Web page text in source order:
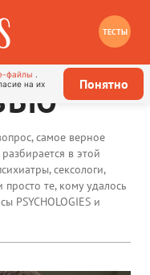
ТЕСТЫ
файлы
на их
Понятно
самое верное
в этой
сексологи,
те, кому удалось
PSYCHOLOGIES и